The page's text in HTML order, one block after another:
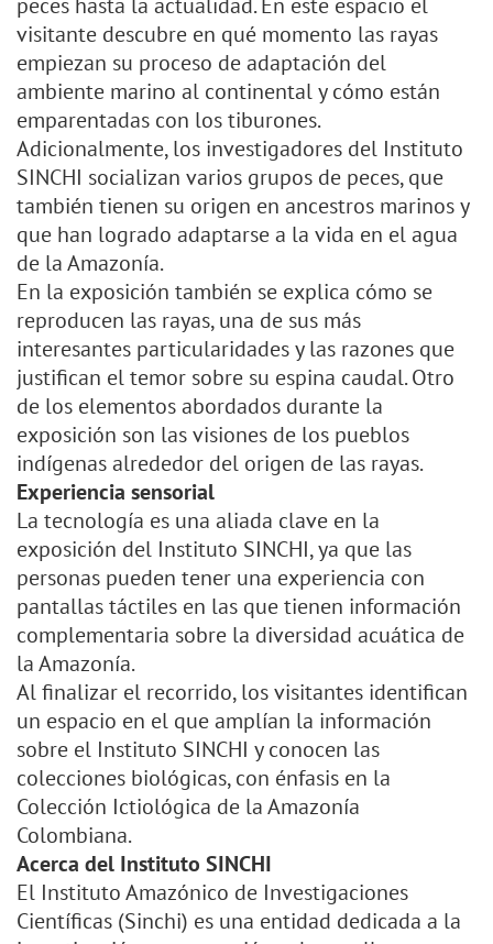
peces hasta la actualidad. En este espacio el
visitante descubre en qué momento las rayas
empiezan su proceso de adaptación del
ambiente marino al continental y cómo están
emparentadas con los tiburones.
Adicionalmente, los investigadores del Instituto
SINCHI socializan varios grupos de peces, que
también tienen su origen en ancestros marinos y
que han logrado adaptarse a la vida en el agua
de la Amazonía.
En la exposición también se explica cómo se
reproducen las rayas, una de sus más
interesantes particularidades y las razones que
justifican el temor sobre su espina caudal. Otro
de los elementos abordados durante la
exposición son las visiones de los pueblos
indígenas alrededor del origen de las rayas.
Experiencia sensorial
La tecnología es una aliada clave en la
exposición del Instituto SINCHI, ya que las
personas pueden tener una experiencia con
pantallas táctiles en las que tienen información
complementaria sobre la diversidad acuática de
la Amazonía.
Al finalizar el recorrido, los visitantes identifican
un espacio en el que amplían la información
sobre el Instituto SINCHI y conocen las
colecciones biológicas, con énfasis en la
Colección Ictiológica de la Amazonía
Colombiana.
Acerca del Instituto SINCHI
El Instituto Amazónico de Investigaciones
Científicas (Sinchi) es una entidad dedicada a la